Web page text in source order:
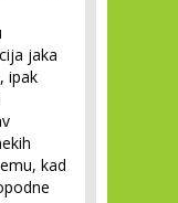
jaka
ipak
kad